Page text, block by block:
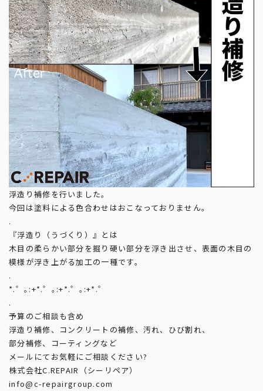
浮造り補修を行いました。
今回は塗料による色合わせはおこなっておりません。
.
『浮造り（うづくり）』とは
木目の柔らかい部分を掘り硬い部分を浮き出させ、表面の木目の
模様が浮き上がる加工の一種です。
.
*.゜｡:+*.゜｡:+*.゜｡:+*.゜
.
予算のご相談も含め
浮造り補修、コンクリートの補修、汚れ、ひび割れ、
部分補修、コーティングなど
メールにてお気軽にご相談ください?
株式会社C.REPAIR（シーリペア）
info@c-repairgroup.com